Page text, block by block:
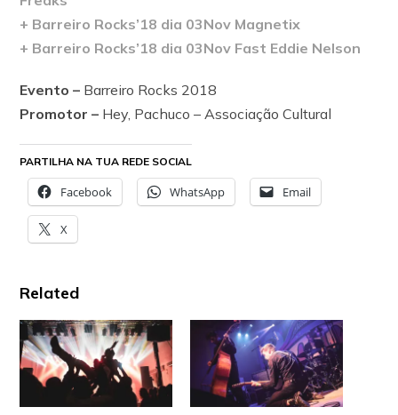
+ Barreiro Rocks’18 dia 03Nov Magnetix
+ Barreiro Rocks’18 dia 03Nov Fast Eddie Nelson
Evento – Barreiro Rocks 2018
Promotor – Hey, Pachuco – Associação Cultural
PARTILHA NA TUA REDE SOCIAL
Facebook WhatsApp Email
X
Related